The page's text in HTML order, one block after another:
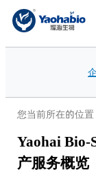
您当前所在的位
Yaohai Bio-
产服务概览